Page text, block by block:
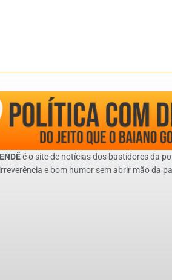
é o site de notícias dos bastidores da
e bom humor sem abrir mão da